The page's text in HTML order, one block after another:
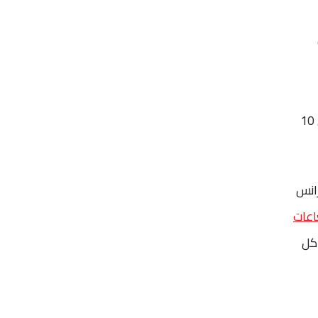
معدلات اللوكيميا في الضحايا المعرضين للإشعاع من أربعة إلى خمسة أضعاف المستويات النموذجية في أول 10